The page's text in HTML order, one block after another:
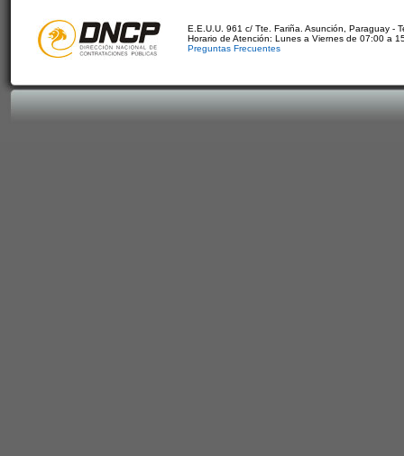
E.E.U.U. 961 c/ Tte. Fariña. Asunción, Paraguay -
Horario de Atención: Lunes a Viernes de 07:00 a
Preguntas Frecuentes